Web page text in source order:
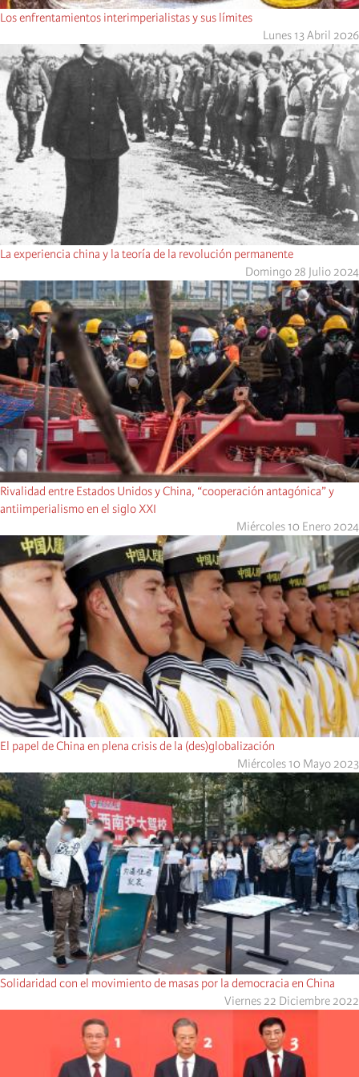
Los enfrentamientos interimperialistas y sus límites
Lunes 13 Abril 2026
La experiencia china y la teoría de la revolución permanente
Domingo 28 Julio 2024
Rivalidad entre Estados Unidos y China, “cooperación antagónica” y
antiimperialismo en el siglo XXI
Miércoles 10 Enero 2024
El papel de China en plena crisis de la (des)globalización
Miércoles 10 Mayo 2023
Solidaridad con el movimiento de masas por la democracia en China
Viernes 22 Diciembre 2022